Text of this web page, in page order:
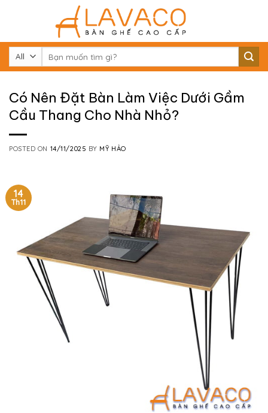
kiếm:
Có Nên Đặt Bàn Làm Việc Dưới Gầm
Cầu Thang Cho Nhà Nhỏ?
POSTED ON 14/11/2025 BY MỸ HẢO
14
Th11